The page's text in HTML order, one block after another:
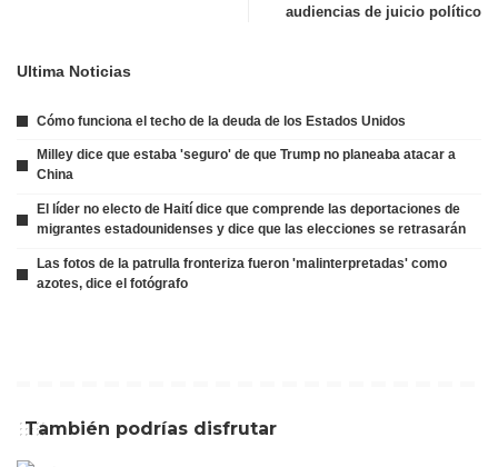
audiencias de juicio político
Ultima Noticias
Cómo funciona el techo de la deuda de los Estados Unidos
Milley dice que estaba 'seguro' de que Trump no planeaba atacar a
China
El líder no electo de Haití dice que comprende las deportaciones de
migrantes estadounidenses y dice que las elecciones se retrasarán
Las fotos de la patrulla fronteriza fueron 'malinterpretadas' como
azotes, dice el fotógrafo
También podrías disfrutar